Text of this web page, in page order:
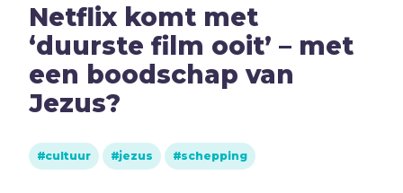
Gewoonten
Goden
Goede Vrijdag
H
Heiligheid
Hemelvaartsdag
Netflix komt met
‘duurste film ooit’ – met
een boodschap van
Jezus?
cultuur jezus schepping